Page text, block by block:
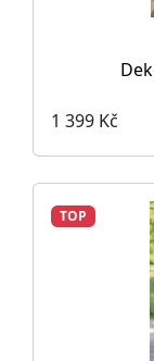
1 399 Kč
TOP